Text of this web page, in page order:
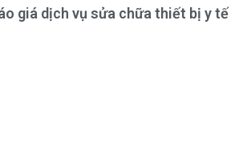
giá dịch vụ sửa chữa thiết bị y tế